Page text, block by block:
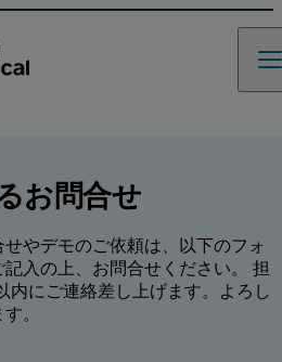
お問合せ
やデモのご依頼は、以下のフォ
入の上、お問合せください。 担
内にご連絡差し上げます。よろし
。